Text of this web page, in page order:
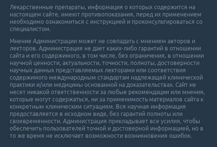
Лекарственные препараты, информация о которых содержится на
настоящем сайте, имеют противопоказания, перед их применением
необходимо ознакомиться с инструкцией и проконсультироваться со
специалистом.
Мнение Администрации может не совпадать с мнением авторов и
лекторов. Администрация не дает каких-либо гарантий в отношении
cайта и его cодержимого, в том числе, без ограничения, в отношении
научной ценности, актуальности, точности, полноты, достоверности
научных данных представляемых лекторами или соответствия
содержимого международным стандартам надлежащей клинической
практики и/или медицины основанной на доказательствах. Сайт не
несет никакой ответственности за любые рекомендации или мнения,
которые могут содержаться, ни за применимость материалов сайта к
конкретным клиническим ситуациям. Вся научная информация
предоставляется в исходном виде, без гарантий полноты или
своевременности. Администрация прикладывает все усилия, чтобы
обеспечить пользователей точной и достоверной информацией, но в
то же время не исключает возможности возникновения ошибок.